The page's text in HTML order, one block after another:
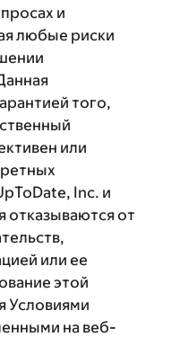
и
любые риски
того,
или
Inc. и
отказываются от
или ее
этой
Условиями
на веб-